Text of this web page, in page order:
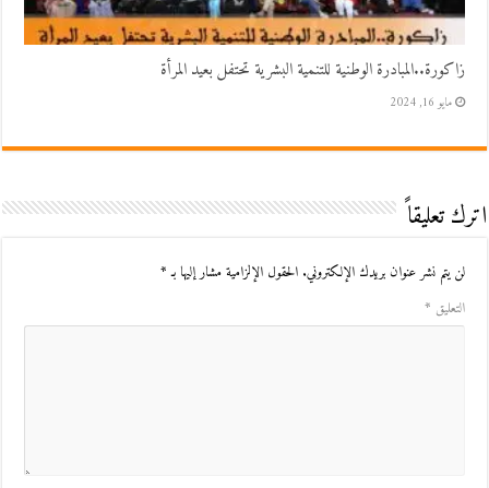
زاكورة..المبادرة الوطنية للتنمية البشرية تحتفل بعيد المرأة
مايو 16, 2024
اترك تعليقاً
لن يتم نشر عنوان بريدك الإلكتروني. الحقول الإلزامية مشار إليها بـ*
التعليق *